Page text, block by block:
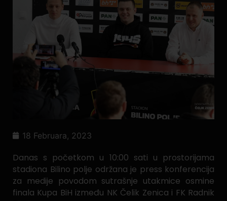
18 Februara, 2023
Danas s početkom u 10:00 sati u prostorijama
stadiona Bilino polje održana je press konferencija
za medije povodom sutrašnje utakmice osmine
finala Kupa BiH između NK Čelik Zenica i FK Radnik